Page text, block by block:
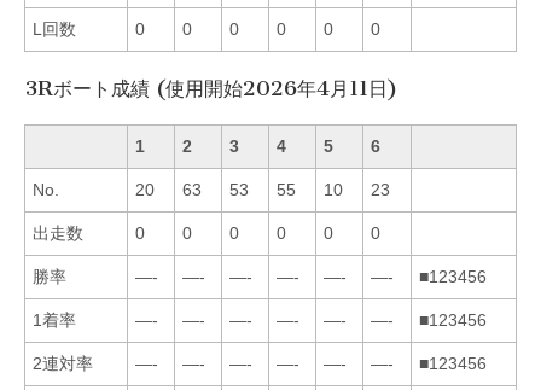
L回数 0 0 0 0 0 0
3Rボート成績 (使用開始2026年4月11日)
1 2 3 4 5 6
No. 20 63 53 55 10 23
出走数 0 0 0 0 0 0
勝率 —- —- —- —- —- —- ■123456
1着率 —- —- —- —- —- —- ■123456
2連対率 —- —- —- —- —- —- ■123456